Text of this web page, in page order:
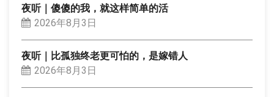
夜听｜傻傻的我，就这样简单的活
2026年8月3日
夜听｜比孤独终老更可怕的，是嫁错人
2026年8月3日